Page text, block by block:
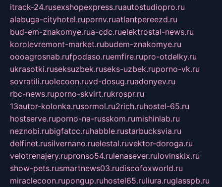
itrack-24.rusexshopexpress.ruautostudiopro.ru
alabuga-cityhotel.rupornv.ruatlantpereezd.ru
bud-em-znakomye.rua-cdc.ruelektrostal-news.ru
korolevremont-market.rubudem-znakomye.ru
oooagrosnab.rufpodaso.ruemfire.rupro-otdelky.ru
ukrasotki.ruseksuzbek.ruseks-uzbek.ruporno-vk.ru
sovratili.ruolecoon.ruvd-dosug.ruadonyev.ru
rbc-news.ruporno-skvirt.rukrospr.ru
13autor-kolonka.rusormol.ru2rich.ruhostel-65.ru
hostserve.ruporno-na-russkom.rumishinlab.ru
neznobi.rubigfatcc.ruhabble.rustarbucksvia.ru
delfinet.rusilvernano.ruelestal.ruvektor-doroga.ru
velotrenajery.rupronso54.rulenasever.rulovinskix.ru
show-pets.rusmartnews03.rudiscofoxworld.ru
miraclecoon.rupongup.ruhostel65.ruliura.ruglasspb.ru